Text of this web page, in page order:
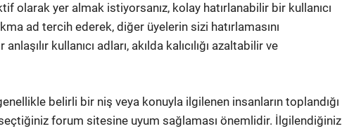
olarak yer almak istiyorsanız, kolay hatırlanabilir bir kullanıcı
ad tercih ederek, diğer üyelerin sizi hatırlamasını
kullanıcı adları, akılda kalıcılığı azaltabilir ve
belirli bir niş veya konuyla ilgilenen insanların toplandığı
seçtiğiniz forum sitesine uyum sağlaması önemlidir. İlgilendiğiniz